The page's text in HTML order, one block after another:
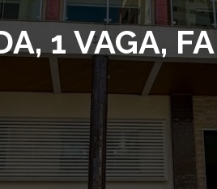
1 VAGA,